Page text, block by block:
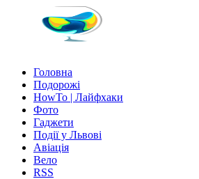
Головна
Подорожі
HowTo | Лайфхаки
Фото
Гаджети
Події у Львові
Авіація
Вело
RSS